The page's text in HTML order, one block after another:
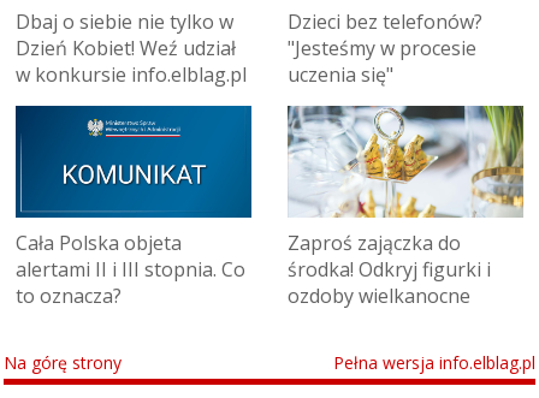
Dbaj o siebie nie tylko w
Dzień Kobiet! Weź udział
w konkursie info.elblag.pl
Dzieci bez telefonów?
"Jesteśmy w procesie
uczenia się"
Cała Polska objeta
alertami II i III stopnia. Co
to oznacza?
Zaproś zajączka do
środka! Odkryj figurki i
ozdoby wielkanocne
Na górę strony Pełna wersja info.elblag.pl